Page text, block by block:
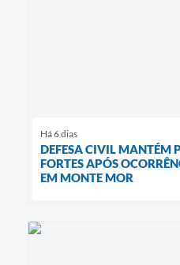
Há 6 dias
DEFESA CIVIL MANTÉM
FORTES APÓS
EM MONTE MOR